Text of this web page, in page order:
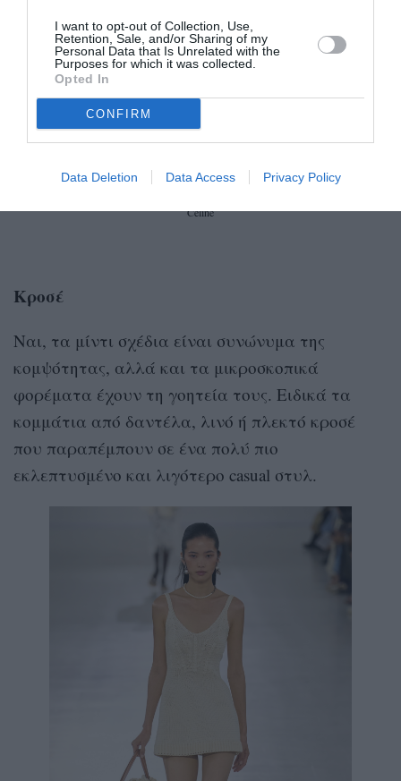
I want to opt-out of Collection, Use,
Retention, Sale, and/or Sharing of my
Personal Data that Is Unrelated with the
Purposes for which it was collected.
Opted In
CONFIRM
Data Deletion Data Access Privacy Policy
Celine
Κροσέ
Ναι, τα μίντι σχέδια είναι συνώνυμα της
κομψότητας, αλλά και τα μικροσκοπικά
φορέματα έχουν τη γοητεία τους. Ειδικά τα
κομμάτια από δαντέλα, λινό ή πλεκτό κροσέ
που παραπέμπουν σε ένα πολύ πιο
εκλεπτυσμένο και λιγότερο casual στυλ.